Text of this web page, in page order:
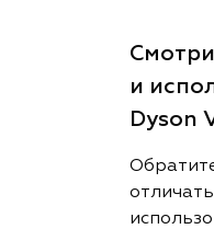
и
Dyson